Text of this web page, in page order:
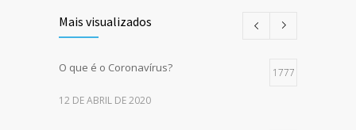
Mais visualizados
O que é o Coronavírus? 1777
12 DE ABRIL DE 2020